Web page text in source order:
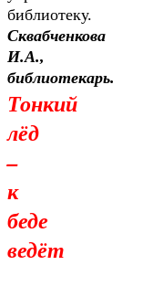
библиотеку.
Сквабченкова
И.А.,
библиотекарь.
Тонкий
лёд
–
к
беде
ведёт